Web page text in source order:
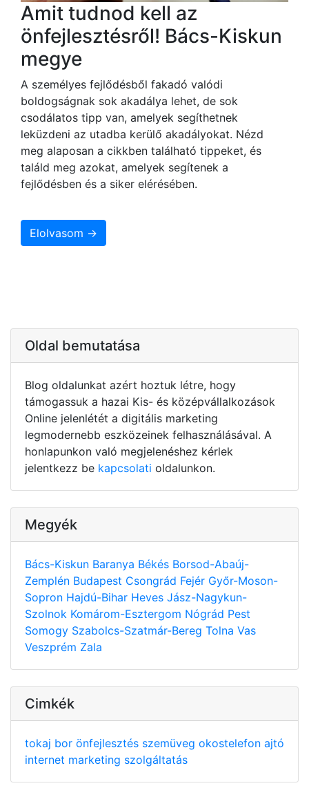
Amit tudnod kell az
önfejlesztésről! Bács-Kiskun
megye
A személyes fejlődésből fakadó valódi
boldogságnak sok akadálya lehet, de sok
csodálatos tipp van, amelyek segíthetnek
leküzdeni az utadba kerülő akadályokat. Nézd
meg alaposan a cikkben található tippeket, és
találd meg azokat, amelyek segítenek a
fejlődésben és a siker elérésében.
Elolvasom →
Oldal bemutatása
Blog oldalunkat azért hoztuk létre, hogy
támogassuk a hazai Kis- és középvállalkozások
Online jelenlétét a digitális marketing
legmodernebb eszközeinek felhasználásával. A
honlapunkon való megjelenéshez kérlek
jelentkezz be kapcsolati oldalunkon.
Megyék
Bács-Kiskun Baranya Békés Borsod-Abaúj-
Zemplén Budapest Csongrád Fejér Győr-Moson-
Sopron Hajdú-Bihar Heves Jász-Nagykun-
Szolnok Komárom-Esztergom Nógrád Pest
Somogy Szabolcs-Szatmár-Bereg Tolna Vas
Veszprém Zala
Cimkék
tokaj bor önfejlesztés szemüveg okostelefon ajtó
internet marketing szolgáltatás